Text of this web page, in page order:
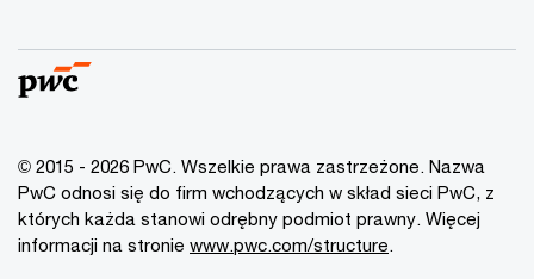
© 2015 - 2026 PwC. Wszelkie prawa zastrzeżone. Nazwa
PwC odnosi się do firm wchodzących w skład sieci PwC, z
których każda stanowi odrębny podmiot prawny. Więcej
informacji na stronie www.pwc.com/structure.